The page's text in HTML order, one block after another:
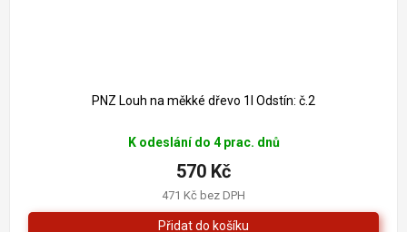
PNZ Louh na měkké dřevo 1l Odstín: č.2
K odeslání do 4 prac. dnů
471 Kč bez DPH
570 Kč